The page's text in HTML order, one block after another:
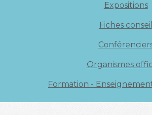
Expositions
Fiches conseil
Organismes
Formation -